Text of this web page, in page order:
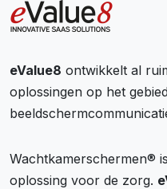
eValue8 ontwikkelt al
oplossingen op het
Wachtkamerschermen®
oplossing voor de zorg.